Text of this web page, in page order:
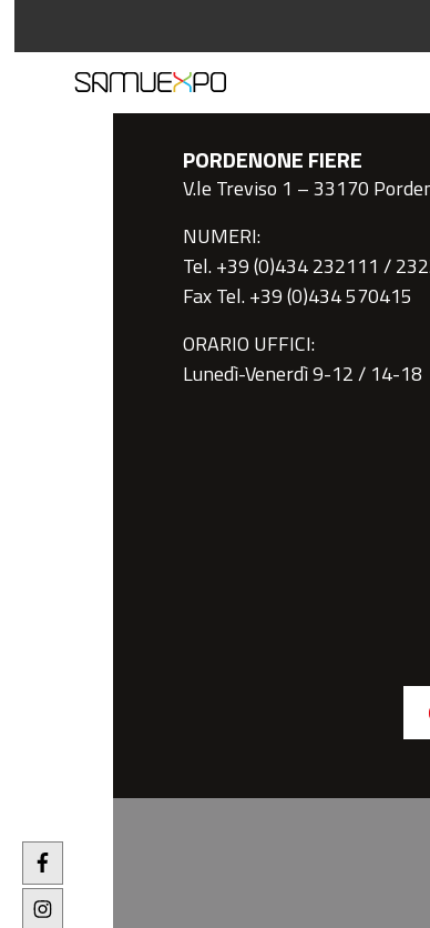
PORDENONE FIERE
V.le Treviso 1 – 33170
NUMERI:
Tel. +39 (0)434 232111 /
Fax Tel. +39 (0)434 570415
ORARIO UFFICI:
Lunedì-Venerdì 9-12 / 14-18